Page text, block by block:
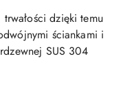
dzięki temu
ściankami i
SUS 304